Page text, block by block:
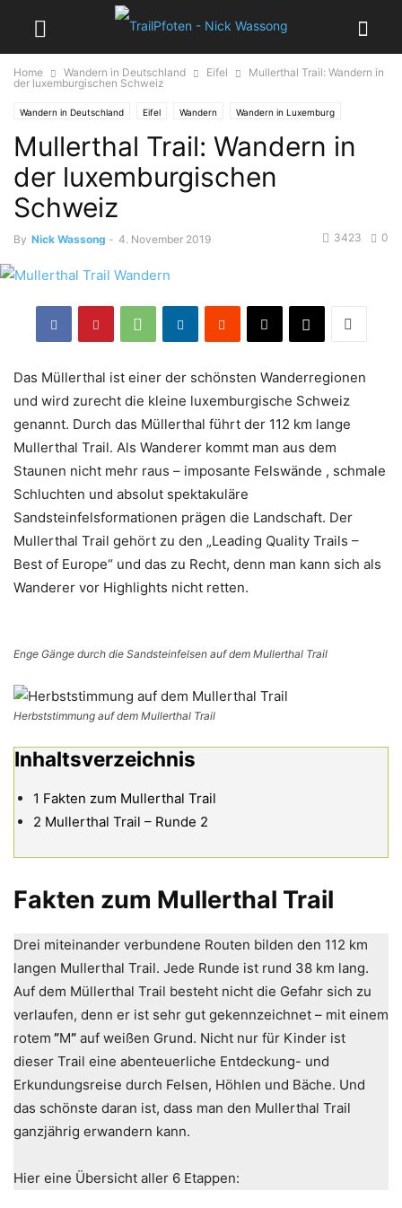
Home Wandern in Deutschland Eifel
Mullerthal Trail: Wandern in
der luxemburgischen Schweiz
Wandern in Deutschland Eifel Wandern Wandern in Luxemburg
Mullerthal Trail: Wandern in
der luxemburgischen
Schweiz
By Nick Wassong - 4. November 2019 0
3423
Das Müllerthal ist einer der schönsten Wanderregionen
und wird zurecht die kleine luxemburgische Schweiz
genannt. Durch das Müllerthal führt der 112 km lange
Mullerthal Trail. Als Wanderer kommt man aus dem
Staunen nicht mehr raus – imposante Felswände , schmale
Schluchten und absolut spektakuläre
Sandsteinfelsformationen prägen die Landschaft. Der
Mullerthal Trail gehört zu den „Leading Quality Trails –
Best of Europe“ und das zu Recht, denn man kann sich als
Wanderer vor Highlights nicht retten.
Enge Gänge durch die Sandsteinfelsen auf dem Mullerthal Trail
Herbststimmung auf dem Mullerthal Trail
Inhaltsverzeichnis
1 Fakten zum Mullerthal Trail
2 Mullerthal Trail – Runde 2
Fakten zum Mullerthal Trail
Drei miteinander verbundene Routen bilden den 112 km
langen Mullerthal Trail. Jede Runde ist rund 38 km lang.
Auf dem Müllerthal Trail besteht nicht die Gefahr sich zu
verlaufen, denn er ist sehr gut gekennzeichnet – mit einem
rotem ”M” auf weißen Grund. Nicht nur für Kinder ist
dieser Trail eine abenteuerliche Entdeckung- und
Erkundungsreise durch Felsen, Höhlen und Bäche. Und
das schönste daran ist, dass man den Mullerthal Trail
ganzjährig erwandern kann.
Hier eine Übersicht aller 6 Etappen: